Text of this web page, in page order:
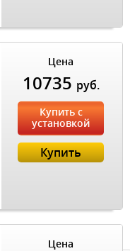
Цена
10735 руб.
Купить с
установкой
Купить
Цена